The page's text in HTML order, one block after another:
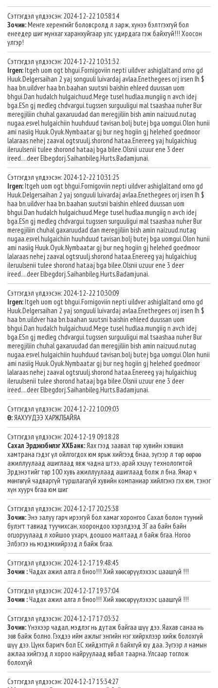
Сэтгэгдэл үлдээсэн: 2024-12-22 10:58:14
Зочин:Менге херенгийг боловсролд л зарж, хунээ бэлтгэхгуй бол
енеедер шиг мунхаг харанхуйгаар улс удирдага гэж байхгуй!!! Хоосон
улгэр!
Сэтгэгдэл үлдээсэн: 2024-12-22 10:31:32
Irgen:Itgeh uom ogt bhgui.Fornigoviin nepti uildver ashiglaltand orno gd
Huuk.Delgersaihan 2 yaj songuuli luivardaj avlaa.Enethegees orj irsen Ih $
haa bn.uildver haa bn.baahan suutsni baishin ehleed duussan uom
bhgui.Dan hudalch hulgaichuud.Mege tusel hudlaa.mungiig n avch idej
bga.ESn gj medleg chdvargui.tugssen surguuligui mal tsaashaa nuher Bur
meregjiliin chuhal gaxaruudad dan meregjiliin bish amin naizuud.nutag
nugaa.esvel hulgaichiin huuhduud tavisan.bolj butej bga uomgui.Olon hunii
ami nasiig Huuk.Oyuk.Nymbaatar gj bur neg hogiin gj helehed goedmoor
lalaraas nehej zaaval ogtsruulj.shorond hataa.Enereeg yaj hulgaichiug
ileruulsenii tulee shorond hataaj bga bilee.Olsnii uzuur ene 3 deer
ireed....deer Elbegdorj.Saihanbileg.Hurts.Badamjunai.
Сэтгэгдэл үлдээсэн: 2024-12-22 10:31:25
Irgen:Itgeh uom ogt bhgui.Fornigoviin nepti uildver ashiglaltand orno gd
Huuk.Delgersaihan 2 yaj songuuli luivardaj avlaa.Enethegees orj irsen Ih $
haa bn.uildver haa bn.baahan suutsni baishin ehleed duussan uom
bhgui.Dan hudalch hulgaichuud.Mege tusel hudlaa.mungiig n avch idej
bga.ESn gj medleg chdvargui.tugssen surguuligui mal tsaashaa nuher Bur
meregjiliin chuhal gaxaruudad dan meregjiliin bish amin naizuud.nutag
nugaa.esvel hulgaichiin huuhduud tavisan.bolj butej bga uomgui.Olon hunii
ami nasiig Huuk.Oyuk.Nymbaatar gj bur neg hogiin gj helehed goedmoor
lalaraas nehej zaaval ogtsruulj.shorond hataa.Enereeg yaj hulgaichiug
ileruulsenii tulee shorond hataaj bga bilee.Olsnii uzuur ene 3 deer
ireed....deer Elbegdorj.Saihanbileg.Hurts.Badamjunai.
Сэтгэгдэл үлдээсэн: 2024-12-22 10:30:09
Irgen:Itgeh uom ogt bhgui.Fornigoviin nepti uildver ashiglaltand orno gd
Huuk.Delgersaihan 2 yaj songuuli luivardaj avlaa.Enethegees orj irsen Ih $
haa bn.uildver haa bn.baahan suutsni baishin ehleed duussan uom
bhgui.Dan hudalch hulgaichuud.Mege tusel hudlaa.mungiig n avch idej
bga.ESn gj medleg chdvargui.tugssen surguuligui mal tsaashaa nuher Bur
meregjiliin chuhal gaxaruudad dan meregjiliin bish amin naizuud.nutag
nugaa.esvel hulgaichiin huuhduud tavisan.bolj butej bga uomgui.Olon hunii
ami nasiig Huuk.Oyuk.Nymbaatar gj bur neg hogiin gj helehed goedmoor
lalaraas nehej zaaval ogtsruulj.shorond hataa.Enereeg yaj hulgaichiug
ileruulsenii tulee shorond hataaj bga bilee.Olsnii uzuur ene 3 deer
ireed....deer Elbegdorj.Saihanbileg.Hurts.Badamjunai.
Сэтгэгдэл үлдээсэн: 2024-12-22 10:09:03
Ө:ЯАХУУДЭЭ ХАРЖЛБАЙЯА
Сэтгэгдэл үлдээсэн: 2024-12-19 09:18:28
Сахал Эрдэнэбилэг ХХБанк:Яах гээд заавал төр хувийн хэвшил
хамтрана гэдэг үл ойлгогдох юм ярьж хийгээд бнаа, зүгээр л төр өөрөө
ажиллуулаад ашиглаад явж чадна штээ, арай хэцүү технологитой
Эрдэнэтийг төр 100 хувь ажиллуулаад ашиглаад болж л бна. Ямар ч
мөнгөгүй чадваргүй туршлагагүй хувийн компаниар хийлгэнэ гэх юм, тэнэг
хүн хуурч бгаа юм шиг
Сэтгэгдэл үлдээсэн: 2024-12-17 20:25:38
Зочин:Энэ залуу гарч ирээгуй бол хамаг хоронгоо Сахал болон тууний
булэгт тавиад туучихсан, хоорондоо хэрэлдээд ЗГ аа байн байн
огцоруулаад л хойшоо ухарч, доошоо малтаад л байж бгаа. Ногоо
Элбэгээ нь мэдэмхийрээд л байж бгаа.
Сэтгэгдэл үлдээсэн: 2024-12-17 19:48:45
Зочин :Чадах ажил алга л бноо!!! Хий хөөсөрүүлэхээс цаашгүй !!!
Сэтгэгдэл үлдээсэн: 2024-12-17 19:37:04
Зочин :Чадах ажил алга л бноо!!! Хий хөөсөрүүлэхээс цаашгүй !!!
Сэтгэгдэл үлдээсэн: 2024-12-17 17:03:32
Зочин:Үнэхээр чадал, мэдлэг нь дутаж байгаа шүү дээ. Яахав санаа нь
зөв байж болно. Гэхдээ ийм ажлыг энгийн нэг хийрхлээр хийж болохгүй
шүү дээ. Цүнх баригч бол ЕС хийдэгггүй л байхгүй юу даа. Зүгээр л намын
ажлаа хийгээд л хороо найруулаад явбал таарна. Улсаар тоглож
болохгүй
Сэтгэгдэл үлдээсэн: 2024-12-17 15:34:27